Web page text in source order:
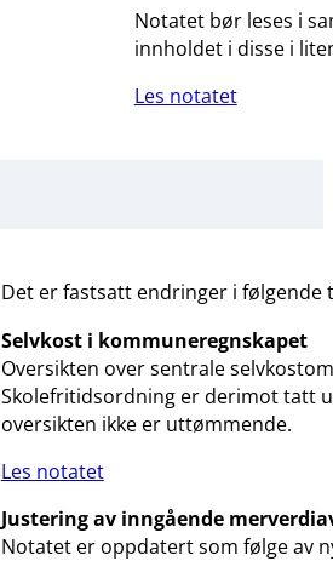
Notatet bør leses i
innholdet i disse i
Les notatet
Det er fastsatt endringer i følgende
Selvkost i kommuneregnskapet
Oversikten over sentrale
Skolefritidsordning er derimot tatt
oversikten ikke er uttømmende.
Les notatet
Justering av inngående
Notatet er oppdatert som følge av